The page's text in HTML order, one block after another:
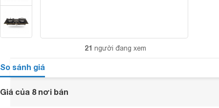
21 người đang xem
So sánh giá
Giá của 8 nơi bán